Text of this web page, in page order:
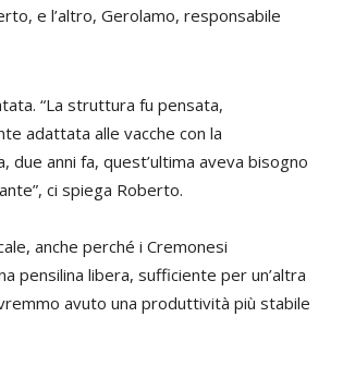
e l’altro, Gerolamo, responsabile
“La struttura fu pensata,
adattata alle vacche con la
due anni fa, quest’ultima aveva bisogno
ci spiega Roberto.
anche perché i Cremonesi
pensilina libera, sufficiente per un’altra
avuto una produttività più stabile